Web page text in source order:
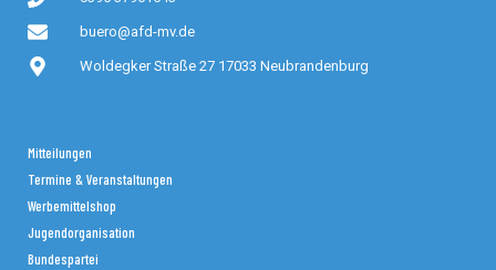
buero@afd-mv.de
Woldegker Straße 27 17033 Neubrandenburg
Mitteilungen
Termine & Veranstaltungen
Werbemittelshop
Jugendorganisation
Bundespartei